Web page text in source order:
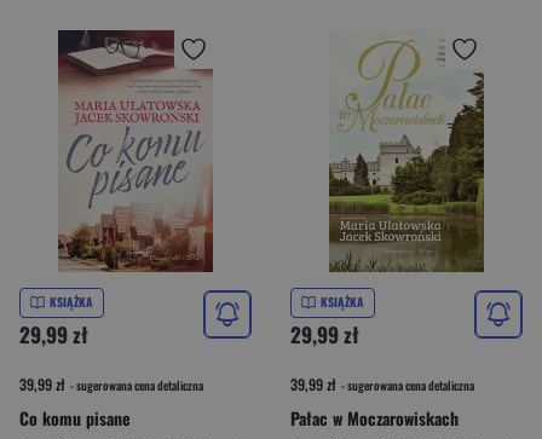
KSIĄŻKA
29,99 zł
39,99 zł - sugerowana cena detaliczna
Co komu pisane
KSIĄŻKA
29,99 zł
39,99 zł - sugerowana cena detaliczna
Pałac w Moczarowiskach